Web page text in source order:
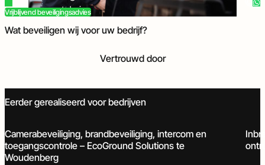
objectbeveiliging
deurautomatisering
Vrijblijvend beveiligingsadvies
Bel of app met Jari
Wat beveiligen wij voor uw bedrijf?
Inbraakbeveiliging
Camerabeveiliging
Brandbeveiliging
Toegangscontrole
Intercom
Poort- en deurautomatisering
Tijdelijke- en objectbeveiliging
Vertrouwd door
Eerder gerealiseerd voor bedrijven
BrandbeveiligingIntercomPoort- en deurautomatisering
Camerabeveiliging, brandbeveiliging, intercom en
toegangscontrole – EcoGround Solutions te
Woudenberg